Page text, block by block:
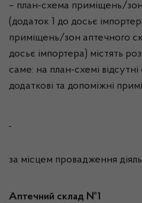
– план-схема приміщень/
(додаток 1 до досьє
приміщень/зон аптечного
досьє імпортера) містять
саме: на план-схемі
додаткові та допоміжні
за місцем провадження
Аптечний склад №1